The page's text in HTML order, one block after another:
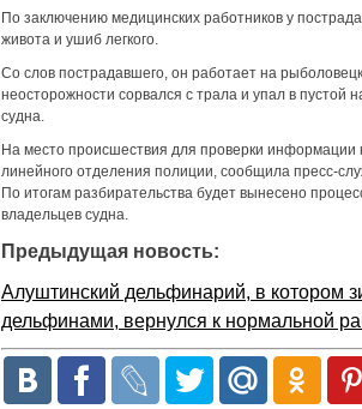
По заключению медицинских работников у
живота и ушиб легкого.
Со слов пострадавшего, он работает на
неосторожности сорвался с трала и упал в
судна.
На место происшествия для проверки информации
линейного отделения полиции, сообщила пресс-
По итогам разбирательства будет вынесено
владельцев судна.
Предыдущая новость:
Алуштинский дельфинарий, в котором
дельфинами, вернулся к нормальной